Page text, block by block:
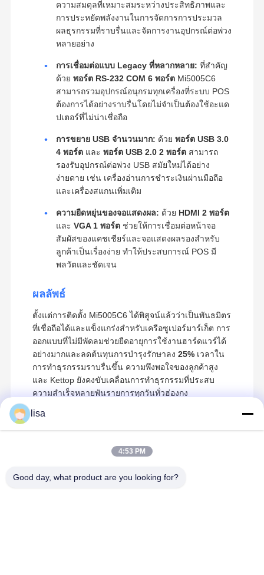
ความสมดุลที่เหมาะสมระหว่างประสิทธิภาพและ
การประหยัดพลังงานในการจัดการการประมวล
ผลธุรกรรมที่ราบรื่นและจัดการงานอุปกรณ์ต่อพ่วง
หลายอย่าง
การเชื่อมต่อแบบ Legacy ที่หลากหลาย: ที่สำคัญ
ด้วย พอร์ต RS-232 COM 6 พอร์ตMi5005C6
สามารถรวมอุปกรณ์อนุกรมทุกเครื่องที่ระบบ POS
ต้องการได้อย่างราบรื่นโดยไม่จำเป็นต้องใช้อะแด
ปเตอร์ที่ไม่น่าเชื่อถือ
การขยาย USB จำนวนมาก: ด้วย พอร์ต USB 3.0
4 พอร์ตและ พอร์ต USB 2.0 2 พอร์ตสามารถ
รองรับอุปกรณ์ต่อพ่วง USB สมัยใหม่ได้อย่าง
ง่ายดาย เช่น เครื่องอ่านการชำระเงินผ่านมือถือ
และเครื่องสแกนเพิ่มเติม
ความยืดหยุ่นของจอแสดงผล: ด้วย HDMI 2 พอร์ต
และ VGA 1 พอร์ตช่วยให้การเชื่อมต่อหน้าจอ
สัมผัสของแคชเชียร์และจอแสดงผลรองสำหรับ
ลูกค้าเป็นเรื่องง่าย ทำให้ประสบการณ์ POS มี
พลวัตและชัดเจน
ผลลัพธ์
ตั้งแต่การติดตั้ง Mi5005C6 ได้พิสูจน์แล้วว่าเป็นพันธมิตร
ที่เชื่อถือได้และแข็งแกร่งสำหรับเครือซูเปอร์มาร์เก็ต การ
ออกแบบที่ไม่มีพัดลมช่วยยืดอายุการใช้งานฮาร์ดแวร์ได้
อย่างมากและลดต้นทุนการบำรุงรักษาลง 25%เวลาใน
การทำธุรกรรมราบรื่นขึ้น ความพึงพอใจของลูกค้าสูง
และ Kettop ยังคงขับเคลื่อนการทำธุรกรรมที่ประสบ
ความสำเร็จหลายพันรายการทุกวันทั่วฮ่องกง
lisa
4:53 PM
Good day, what product are you looking for?